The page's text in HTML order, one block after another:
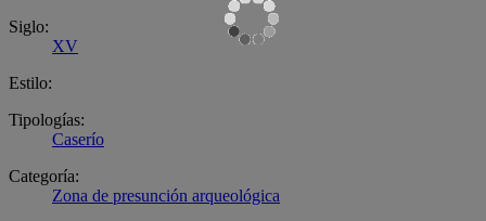
Siglo:
XV
Estilo:
Tipologías:
Caserío
Categoría:
Zona de presunción arqueológica